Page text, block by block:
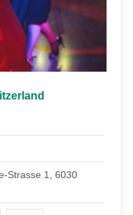
Strasse 1, 6030